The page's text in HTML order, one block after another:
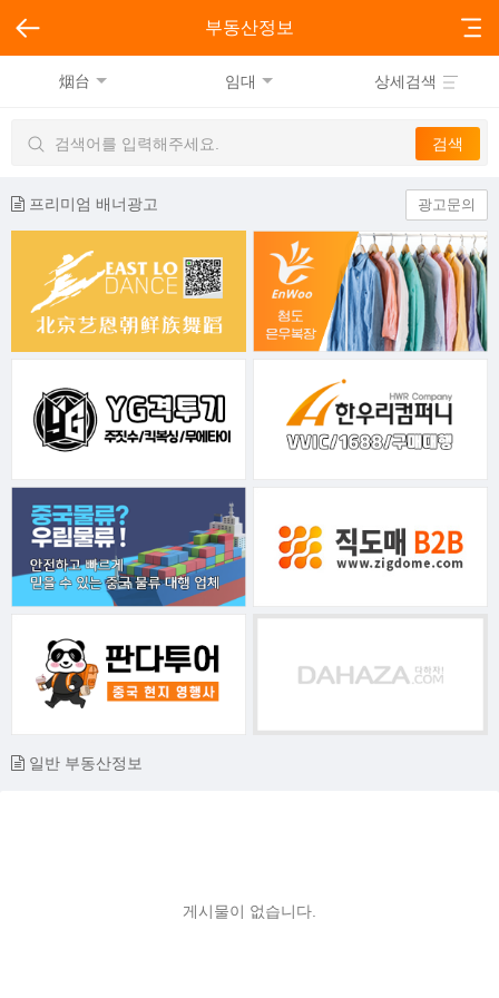
부동산정보
烟台 임대 상세검색
프리미엄 배너광고 광고문의
일반 부동산정보
게시물이 없습니다.